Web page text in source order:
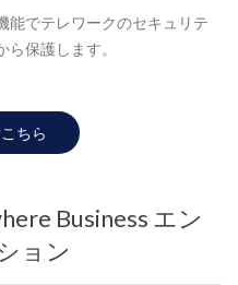
能でテレワークのセキュリテ
保護します。
ちら
Business エン
ョン